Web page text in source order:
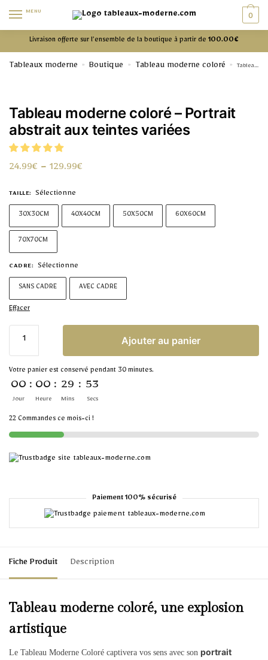
MENU 0
Livraison offerte sur l’ensemble de la boutique à partir de 100.00€
Tableaux moderne » Boutique » Tableau moderne coloré » Tableau moderne coloré – Portrait abstrait aux teintes variées
Tableau moderne coloré – Portrait
abstrait aux teintes variées
24.99€ – 129.99€
TAILLE: Sélectionne
30X30CM 40X40CM 50X50CM 60X60CM
70X70CM
CADRE: Sélectionne
SANS CADRE AVEC CADRE
Effacer
Ajouter au panier
Votre panier est conservé pendant 30 minutes.
00
Jour
: 00
Heure
: 29
Mins
: 52
Secs
22 Commandes ce mois-ci !
Paiement 100% sécurisé
Fiche Produit Description
Tableau moderne coloré, une explosion
artistique
Le Tableau Moderne Coloré captivera vos sens avec son portrait